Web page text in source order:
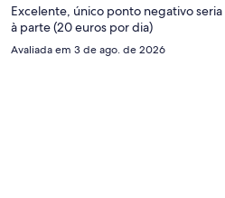
Excelente, único ponto negativo
à parte (20 euros por dia)
Avaliada em 3 de ago. de 2026